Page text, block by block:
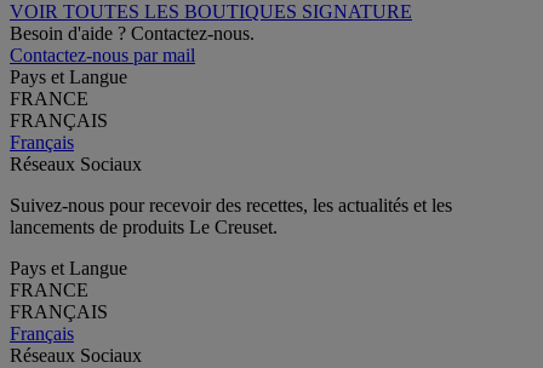
VOIR TOUTES LES BOUTIQUES SIGNATURE
Besoin d'aide ? Contactez-nous.
Contactez-nous par mail
Pays et Langue
FRANCE
FRANÇAIS
Français
Réseaux Sociaux
Suivez-nous pour recevoir des recettes, les actualités et les
lancements de produits Le Creuset.
Pays et Langue
FRANCE
FRANÇAIS
Français
Réseaux Sociaux